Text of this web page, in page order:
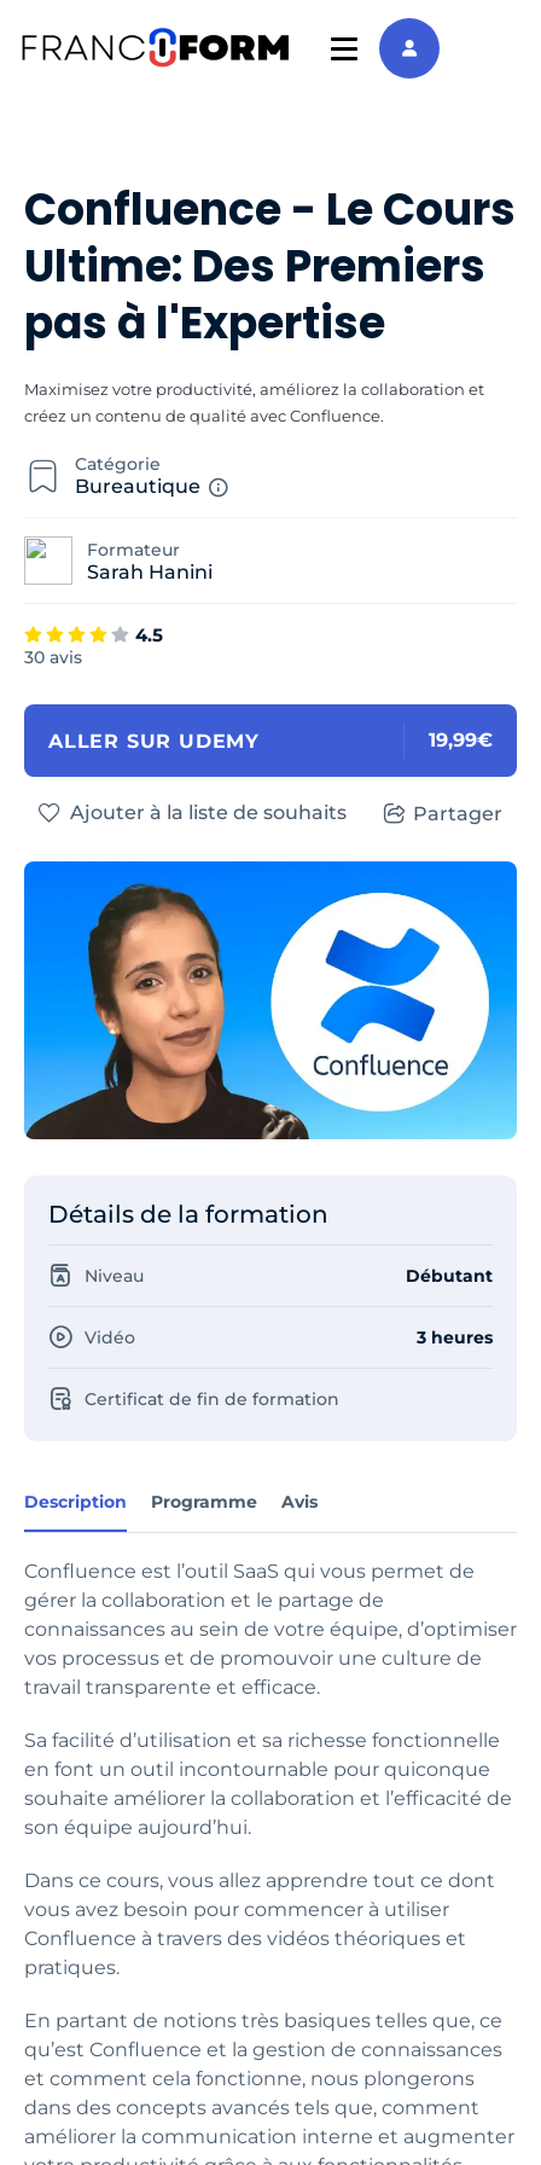
Catégorie
Bureautique
Formateur
Sarah Hanini
4.5
30 avis
Confluence - Le Cours
Ultime: Des Premiers
pas à l'Expertise
Maximisez votre productivité, améliorez la collaboration et
créez un contenu de qualité avec Confluence.
Description Programme Avis
Confluence est l’outil SaaS qui vous permet de
gérer la collaboration et le partage de
connaissances au sein de votre équipe, d’optimiser
vos processus et de promouvoir une culture de
travail transparente et efficace.
Sa facilité d’utilisation et sa richesse fonctionnelle
en font un outil incontournable pour quiconque
souhaite améliorer la collaboration et l’efficacité de
son équipe aujourd’hui.
Dans ce cours, vous allez apprendre tout ce dont
vous avez besoin pour commencer à utiliser
Confluence à travers des vidéos théoriques et
pratiques.
En partant de notions très basiques telles que, ce
qu’est Confluence et la gestion de connaissances
et comment cela fonctionne, nous plongerons
dans des concepts avancés tels que, comment
améliorer la communication interne et augmenter
ALLER SUR UDEMY 19,99€
Ajouter à la liste de souhaits Partager
Détails de la formation
Niveau Débutant
Vidéo 3 heures
Certificat de fin de formation